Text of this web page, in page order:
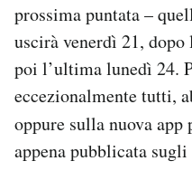
prossima puntata –
uscirà venerdì 21,
poi l’ultima lunedì 24.
eccezionalmente tutti,
oppure sulla nuova app
appena pubblicata